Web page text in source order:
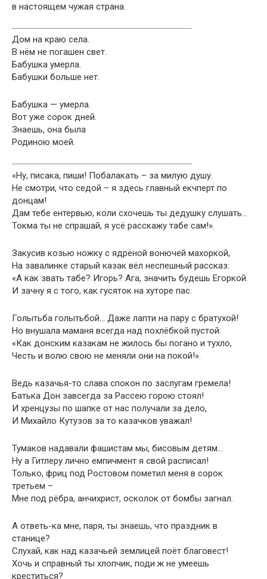
в настоящем чужая страна.
Дом на краю села.
В нём не погашен свет.
Бабушка умерла.
Бабушки больше нет.
Бабушка — умерла.
Вот уже сорок дней.
Знаешь, она была
Родиною моей.
«Ну, писака, пиши! Побалакать – за милую душу.
Не смотри, что седой – я здесь главный екчперт по
донцам!
Дам тебе ентервью, коли схочешь ты дедушку слушать…
Токма ты не спрашай, я усё расскажу табе сам!».
Закусив козью ножку с ядрёной вонючей махоркой,
На завалинке старый казак вёл неспешный рассказ:
«А как звать табе? Игорь? Ага, значить будешь Егоркой.
И зачну я с того, как гусяток на хуторе пас.
Голытьба голытьбой… Даже лапти на пару с братухой!
Но внушала маманя всегда над похлёбкой пустой:
«Как донским казакам не жилось бы погано и тухло,
Честь и волю свою не меняли они на покой!».
Ведь казачья-то слава спокон по заслугам гремела!
Батька Дон завсегда за Рассею горою стоял!
И хренцузы по шапке от нас получали за дело,
И Михайло Кутузов за то казачков уважал!
Тумаков надавали фашистам мы, бисовым детям…
Ну а Гитлеру лично емпичмент я свой расписал!
Только, фриц под Ростовом пометил меня в сорок
третьем –
Мне под рёбра, анчихрист, осколок от бомбы загнал.
А ответь-ка мне, паря, ты знаешь, что праздник в
станице?
Слухай, как над казачьей землицей поёт благовест!
Хочь и справный ты хлопчик, поди ж не умеешь
креститься?